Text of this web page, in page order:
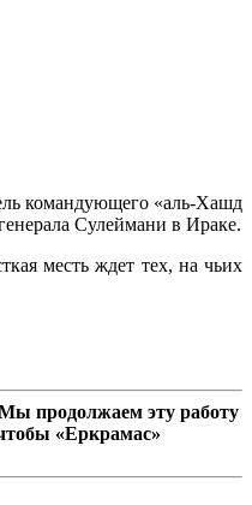
командующего «аль-Хашд
Сулеймани в Ираке.
месть ждет тех, на чьих
продолжаем эту работу
«Еркрамас»